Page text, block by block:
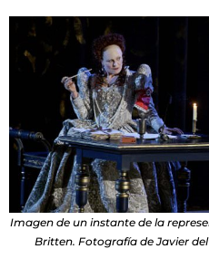
Imagen de un instante de la
Britten. Fotografía de Javier